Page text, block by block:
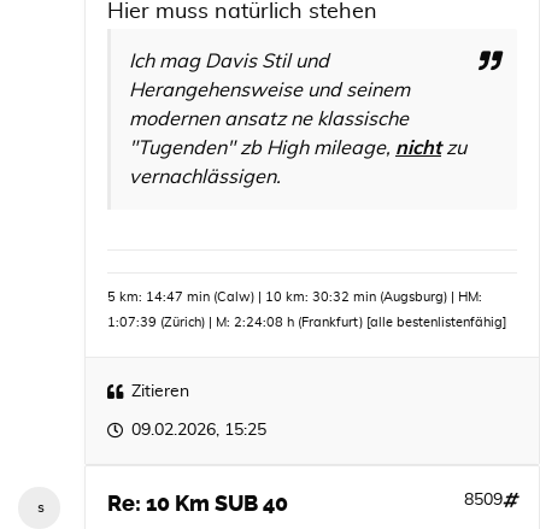
Hier muss natürlich stehen
Ich mag Davis Stil und
Herangehensweise und seinem
modernen ansatz ne klassische
"Tugenden" zb High mileage, nichtzu
vernachlässigen.
5 km: 14:47 min (Calw) | 10 km: 30:32 min (Augsburg) | HM:
1:07:39 (Zürich) | M: 2:24:08 h (Frankfurt) [alle bestenlistenfähig]
Zitieren
09.02.2026, 15:25
Re: 10 Km SUB 40 8509